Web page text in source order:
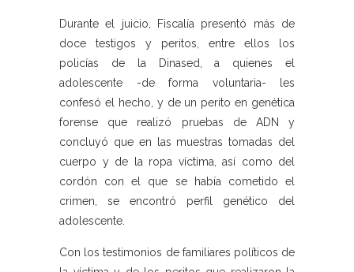
Durante el juicio, Fiscalía presentó más de
doce testigos y peritos, entre ellos los
policías de la Dinased, a quienes el
adolescente -de forma voluntaria- les
confesó el hecho, y de un perito en genética
forense que realizó pruebas de ADN y
concluyó que en las muestras tomadas del
cuerpo y de la ropa víctima, así como del
cordón con el que se había cometido el
crimen, se encontró perfil genético del
adolescente.
Con los testimonios de familiares políticos de